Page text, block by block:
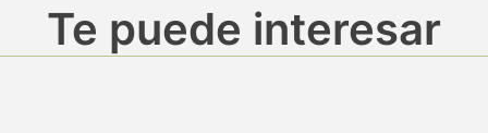
Te puede interesar